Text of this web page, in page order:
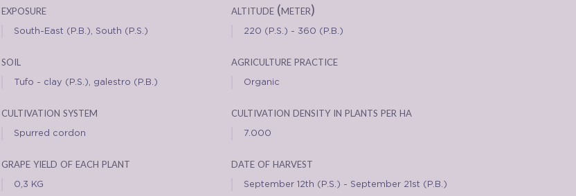
exposure
South-East (P.B.), South (P.S.)
altitude (meter)
220 (P.S.) - 360 (P.B.)
soil
Tufo - clay (P.S.), galestro (P.B.)
agriculture practice
Organic
cultivation system
Spurred cordon
cultivation density in plants per ha
7.000
grape yield of each plant
0,3 KG
date of harvest
September 12th (P.S.) - September 21st (P.B.)